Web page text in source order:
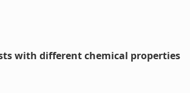
with different chemical properties